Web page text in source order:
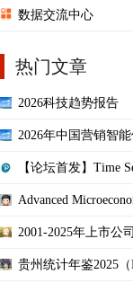
数据交流中心
热门文章
2026科技趋势报告
2026年中国营销智
【论坛首发】Time
Advanced
2001-2025年上市公
贵州统计年鉴2025（